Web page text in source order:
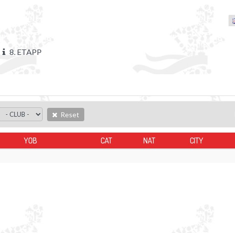
8. ETAPP
Reset
YOB CAT NAT CITY